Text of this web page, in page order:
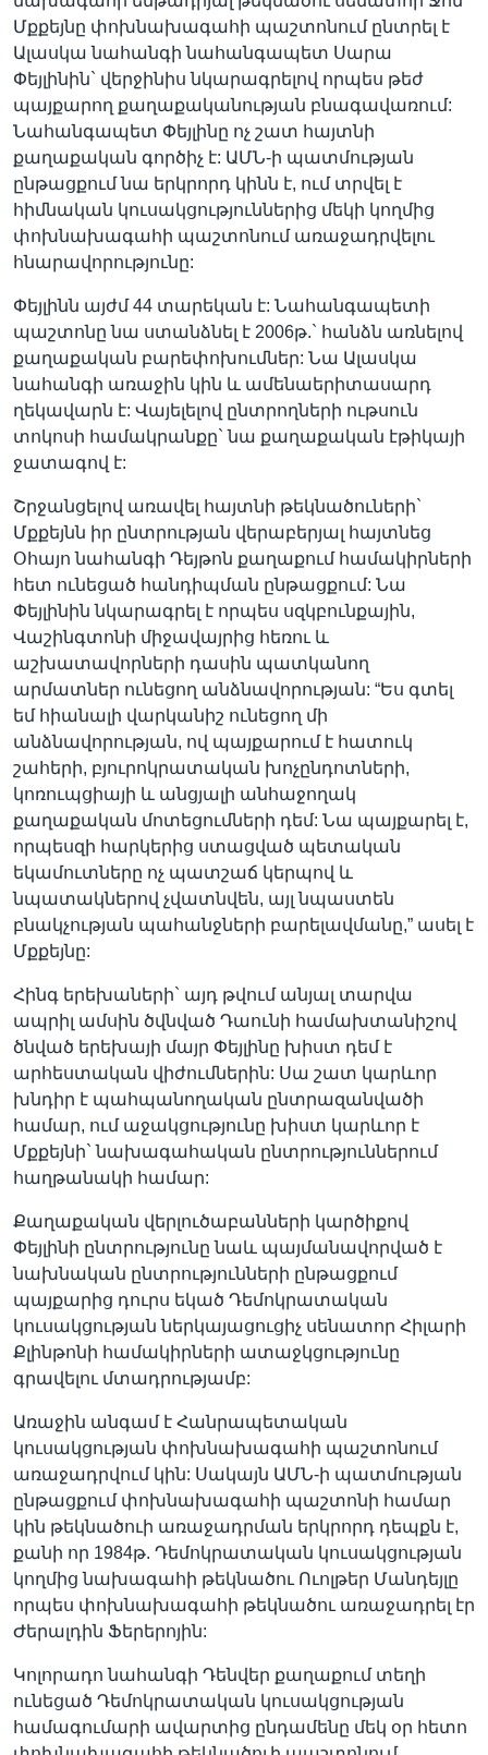
Լեզուներ
Մքքեյնը փոխնախագահի պաշտոնում ընտրել է
Ալասկա նահանգի նահանգապետ Սարա
Փեյլինին` վերջինիս նկարագրելով որպես թեժ
պայքարող քաղաքականության բնագավառում:
Նահանգապետ Փեյլինը ոչ շատ հայտնի
քաղաքական գործիչ է: ԱՄՆ-ի պատմության
ընթացքում նա երկրորդ կինն է, ում տրվել է
հիմնական կուսակցություններից մեկի կողմից
փոխնախագահի պաշտոնում առաջադրվելու
հնարավորությունը:
Փեյլինն այժմ 44 տարեկան է: Նահանգապետի
պաշտոնը նա ստանձնել է 2006թ.` հանձն առնելով
քաղաքական բարեփոխումներ: Նա Ալասկա
նահանգի առաջին կին և ամենաերիտասարդ
ղեկավարն է: Վայելելով ընտրողների ութսուն
տոկոսի համակրանքը` նա քաղաքական էթիկայի
ջատագով է:
Շրջանցելով առավել հայտնի թեկնածուների`
Մքքեյնն իր ընտրության վերաբերյալ հայտնեց
Օհայո նահանգի Դեյթոն քաղաքում համակիրների
հետ ունեցած հանդիպման ընթացքում: Նա
Փեյլինին նկարագրել է որպես սզկբունքային,
Վաշինգտոնի միջավայրից հեռու և
աշխատավորների դասին պատկանող
արմատներ ունեցող անձնավորության: “Ես գտել
եմ հիանալի վարկանիշ ունեցող մի
անձնավորության, ով պայքարում է հատուկ
շահերի, բյուրոկրատական խոչընդոտների,
կոռուպցիայի և անցյալի անհաջողակ
քաղաքական մոտեցումների դեմ: Նա պայքարել է,
որպեսզի հարկերից ստացված պետական
եկամուտները ոչ պատշաճ կերպով և
նպատակներով չվատնվեն, այլ նպաստեն
բնակչության պահանջների բարելավմանը,” ասել է
Մքքեյնը:
Հինգ երեխաների` այդ թվում անյալ տարվա
ապրիլ ամսին ծվնված Դաունի համախտանիշով
ծնված երեխայի մայր Փեյլինը խիստ դեմ է
արհեստական վիժումներին: Սա շատ կարևոր
խնդիր է պահպանողական ընտրազանվածի
համար, ում աջակցությունը խիստ կարևոր է
Մքքեյնի` նախագահական ընտրություններում
հաղթանակի համար:
Քաղաքական վերլուծաբանների կարծիքով
Փեյլինի ընտրությունը նաև պայմանավորված է
նախնական ընտրությունների ընթացքում
պայքարից դուրս եկած Դեմոկրատական
կուսակցության ներկայացուցիչ սենատոր Հիլարի
Քլինթոնի համակիրների ատաջկցությունը
գրավելու մտադրությամբ:
Առաջին անգամ է Հանրապետական
կուսակցության փոխնախագահի պաշտոնում
առաջադրվում կին: Սակայն ԱՄՆ-ի պատմության
ընթացքում փոխնախագահի պաշտոնի համար
կին թեկնածուի առաջադրման երկրորդ դեպքն է,
քանի որ 1984թ. Դեմոկրատական կուսակցության
կողմից նախագահի թեկնածու Ուոլթեր Մանդեյլը
որպես փոխնախագահի թեկնածու առաջադրել էր
Ժերալդին Ֆերերոյին:
Կոլորադո նահանգի Դենվեր քաղաքում տեղի
ունեցած Դեմոկրատական կուսակցության
համագումարի ավարտից ընդամենը մեկ օր հետո